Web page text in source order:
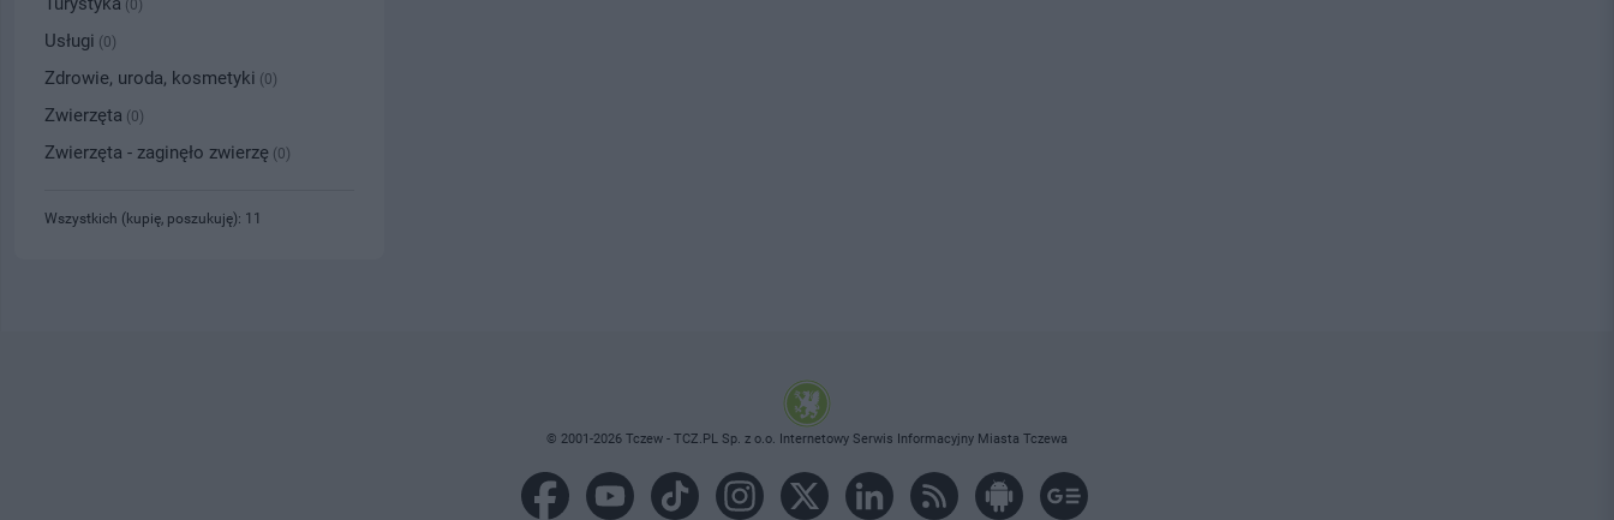
(0)
Usługi (0)
Zdrowie, uroda, kosmetyki (0)
Zwierzęta (0)
Zwierzęta - zaginęło zwierzę (0)
Wszystkich (kupię, poszukuję): 11
© 2001-2026 Tczew - TCZ.PL Sp. z o.o. Internetowy Serwis Informacyjny Miasta Tczewa